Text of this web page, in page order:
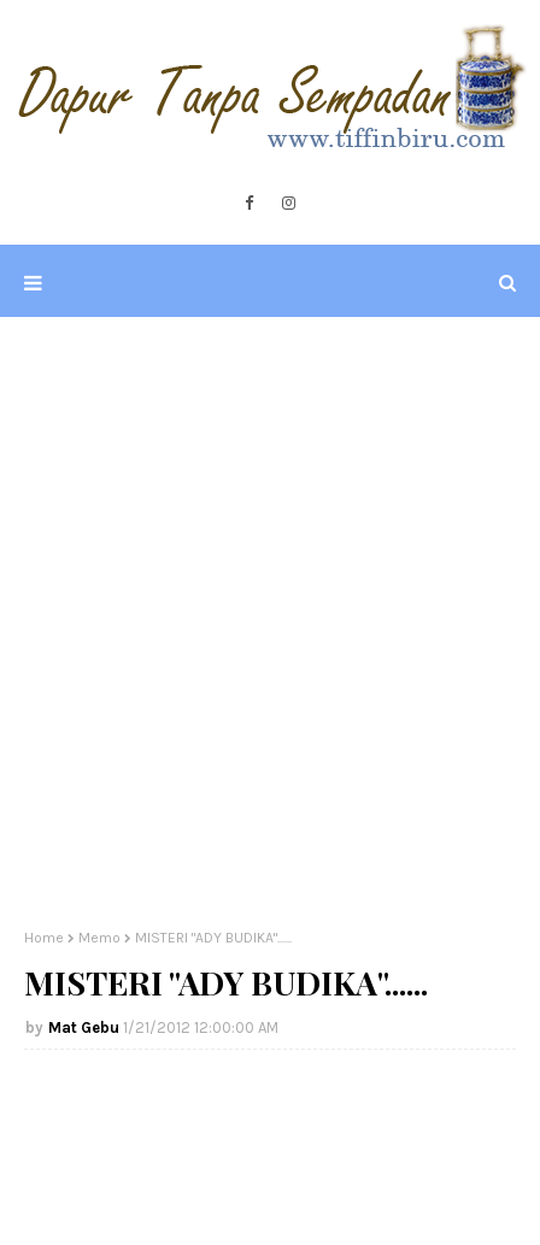
Home Memo MISTERI "ADY BUDIKA"......
MISTERI "ADY BUDIKA"......
Mat Gebu 1/21/2012 12:00:00 AM